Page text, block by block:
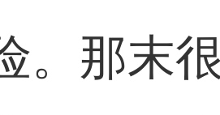
。那末